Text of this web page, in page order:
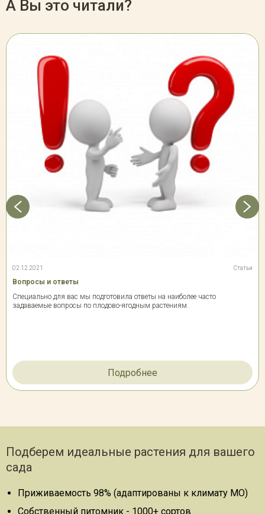
А Вы это читали?
02.12.2021 Статьи
Вопросы и ответы
Специально для вас мы подготовила ответы на наиболее часто
задаваемые вопросы по плодово-ягодным растениям.
Подробнее
Подберем идеальные растения для вашего
сада
Приживаемость 98% (адаптированы к климату МО)
Собственный питомник - 1000+ сортов